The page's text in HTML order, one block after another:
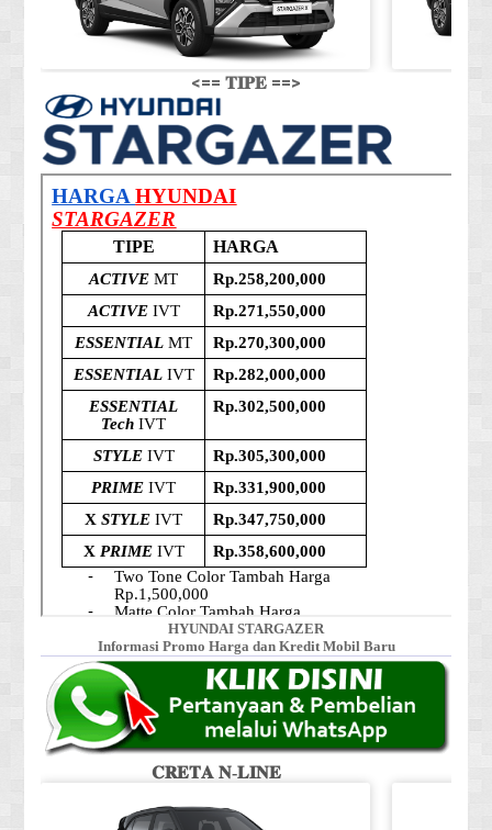
<== 𝐓𝐈𝐏𝐄 ==>
HYUNDAI STARGAZER
Informasi Promo Harga dan Kredit Mobil Baru
𝐂𝐑𝐄𝐓𝐀 𝐍-𝐋𝐈𝐍𝐄